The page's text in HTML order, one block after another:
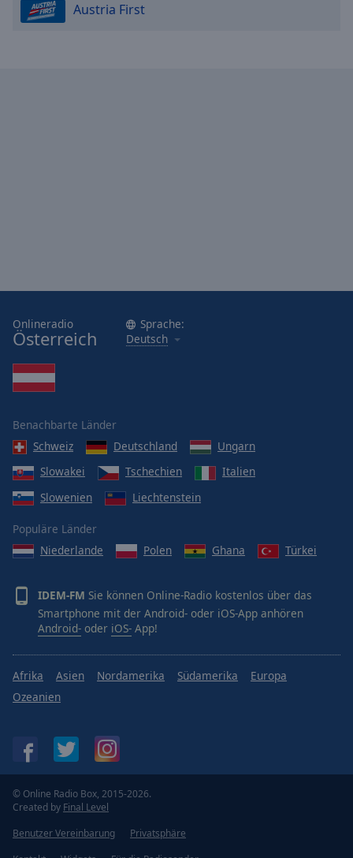
Austria First
Onlineradio
Österreich
Sprache:
Deutsch
Benachbarte Länder
Schweiz
Deutschland
Ungarn
Slowakei
Tschechien
Italien
Slowenien
Liechtenstein
Populäre Länder
Niederlande
Polen Ghana Türkei
IDEM-FM Sie können Online-Radio kostenlos über das
Smartphone mit der Android- oder iOS-App anhören
Android- oder iOS- App!
Afrika Asien Nordamerika Südamerika
Europa
Ozeanien
© Online Radio Box, 2015-2026.
Created by Final Level
Benutzer Vereinbarung
Privatsphäre